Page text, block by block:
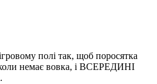
полі так, щоб поросятка
немає вовка, і ВСЕРЕДИНІ